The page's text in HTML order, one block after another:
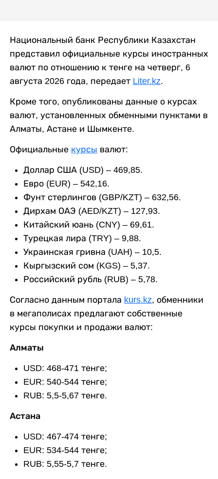
Национальный банк Республики Казахстан
представил официальные курсы иностранных
валют по отношению к тенге на четверг, 6
августа 2026 года, передает Liter.kz.
Кроме того, опубликованы данные о курсах
валют, установленных обменными пунктами в
Алматы, Астане и Шымкенте.
Официальные курсы валют:
Доллар США (USD) – 469,85.
Евро (EUR) – 542,16.
Фунт стерлингов (GBP/KZT) – 632,56.
Дирхам ОАЭ (AED/KZT) – 127,93.
Китайский юань (CNY) – 69,61.
Турецкая лира (TRY) – 9,88.
Украинская гривна (UAH) – 10,5.
Кыргызский сом (KGS) – 5,37.
Российский рубль (RUB) – 5,78.
Согласно данным портала kurs.kz, обменники
в мегаполисах предлагают собственные
курсы покупки и продажи валют:
Алматы
USD: 468-471 тенге;
EUR: 540-544 тенге;
RUB: 5,5-5,67 тенге.
Астана
USD: 467-474 тенге;
EUR: 534-544 тенге;
RUB: 5,55-5,7 тенге.